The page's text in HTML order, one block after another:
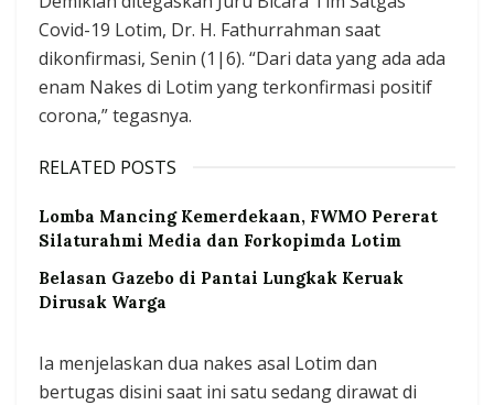
Covid-19 Lotim, Dr. H. Fathurrahman saat
dikonfirmasi, Senin (1|6). “Dari data yang ada ada
enam Nakes di Lotim yang terkonfirmasi positif
corona,” tegasnya.
RELATED POSTS
Lomba Mancing Kemerdekaan, FWMO Pererat
Silaturahmi Media dan Forkopimda Lotim
Belasan Gazebo di Pantai Lungkak Keruak
Dirusak Warga
Ia menjelaskan dua nakes asal Lotim dan
bertugas disini saat ini satu sedang dirawat di